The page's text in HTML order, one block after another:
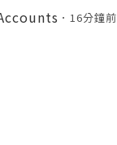
2026. Find16分鐘前